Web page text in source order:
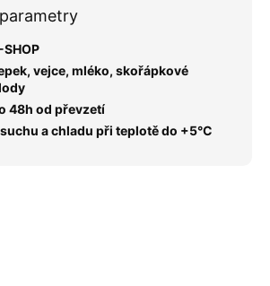
SHOP
vejce, mléko, skořápkové
48h od převzetí
a chladu při teplotě do +5°C